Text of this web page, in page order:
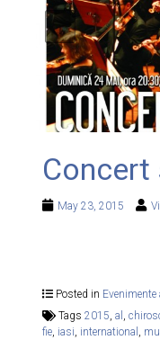
May 23, 2015
Posted in Evenimente
Tags2015,al ,
fie, iasi, international ,